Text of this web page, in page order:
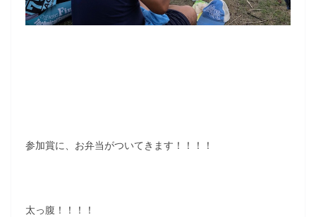
参加賞に、お弁当がついてきます！！！！
太っ腹！！！！